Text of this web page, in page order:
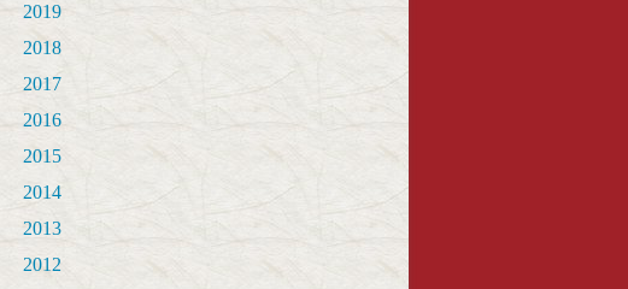
2019
2018
2017
2016
2015
2014
2013
2012